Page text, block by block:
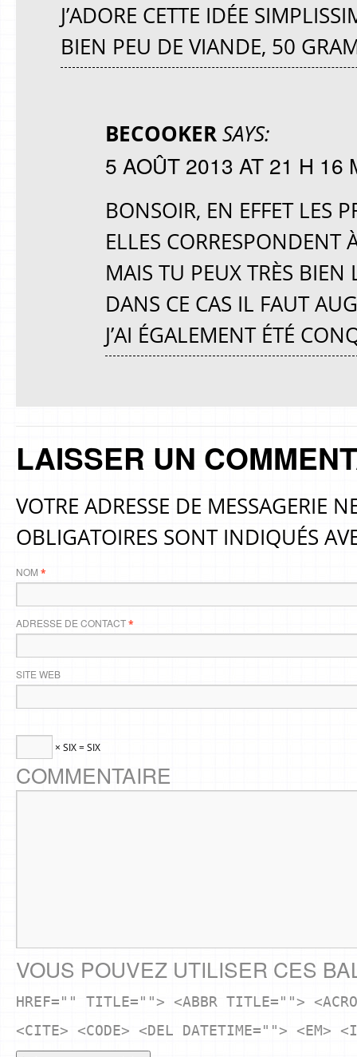
J’ADORE CETTE IDÉE
BIEN PEU DE VIANDE, 50
BECOOKERSAYS:
5 AOÛT 2013 AT 21 H 16
BONSOIR, EN EFFET LES
ELLES CORRESPONDENT
MAIS TU PEUX TRÈS
DANS CE CAS IL FAUT
J’AI ÉGALEMENT ÉTÉ
LAISSER UN
VOTRE ADRESSE DE MESSAGERIE
OBLIGATOIRES SONT INDIQUÉS
NOM *
ADRESSE DE CONTACT*
SITE WEB
× SIX = SIX
COMMENTAIRE
VOUS POUVEZ UTILISER CES
HREF="" TITLE=""> <ABBR TITLE="">
<CITE> <CODE> <DEL DATETIME=""> <EM>